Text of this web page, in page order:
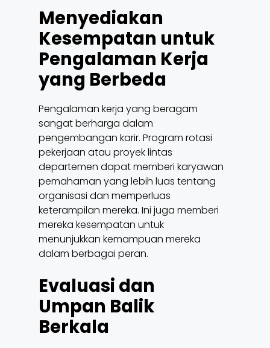
Menyediakan
Kesempatan untuk
Pengalaman Kerja
yang Berbeda
Pengalaman kerja yang beragam
sangat berharga dalam
pengembangan karir. Program rotasi
pekerjaan atau proyek lintas
departemen dapat memberi karyawan
pemahaman yang lebih luas tentang
organisasi dan memperluas
keterampilan mereka. Ini juga memberi
mereka kesempatan untuk
menunjukkan kemampuan mereka
dalam berbagai peran.
Evaluasi dan
Umpan Balik
Berkala